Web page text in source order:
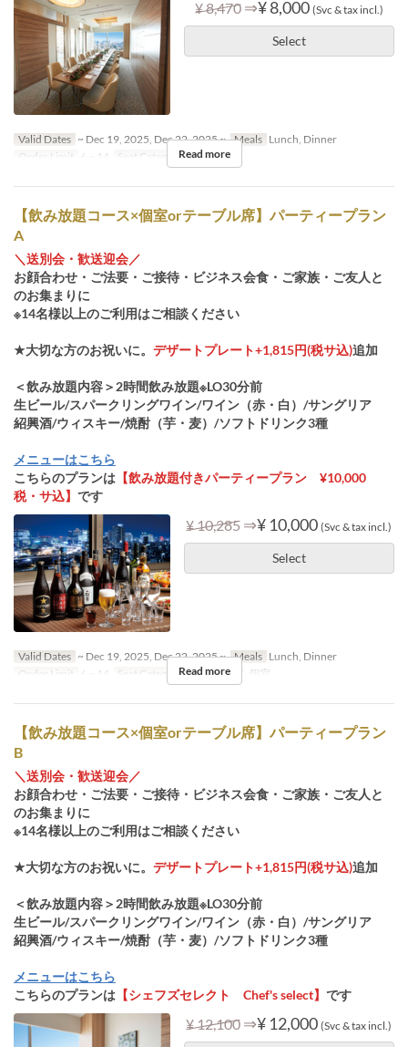
¥ 8,470 ⇒¥ 8,000 (Svc & tax incl.)
Select
Valid Dates ~ Dec 19, 2025, Dec 22, 2025 ~ Meals Lunch, Dinner
Order Limit
6 ~ 14 Seat Category 個室
Read more
【飲み放題コース×個室orテーブル席】パーティープラン
A
＼送別会・歓送迎会／
お顔合わせ・ご法要・ご接待・ビジネス会食・ご家族・ご友人と
のお集まりに
※14名様以上のご利用はご相談ください
★大切な方のお祝いに。 デザートプレート+1,815円(税サ込)追加
＜飲み放題内容＞2時間飲み放題※LO30分前
生ビール/スパークリングワイン/ワイン（赤・白）/サングリア
紹興酒/ウィスキー/焼酎（芋・麦）/ソフトドリンク3種
メニューはこちら
こちらのプランは 【飲み放題付きパーティープラン ¥10,000
税・サ込】 です
¥ 10,285 ⇒¥ 10,000 (Svc & tax incl.)
Select
Valid Dates ~ Dec 19, 2025, Dec 22, 2025 ~ Meals Lunch, Dinner
Order Limit
6 ~ 14 Seat Category テーブル席, 個室
Read more
【飲み放題コース×個室orテーブル席】パーティープラン
B
＼送別会・歓送迎会／
お顔合わせ・ご法要・ご接待・ビジネス会食・ご家族・ご友人と
のお集まりに
※14名様以上のご利用はご相談ください
★大切な方のお祝いに。 デザートプレート+1,815円(税サ込)追加
＜飲み放題内容＞2時間飲み放題※LO30分前
生ビール/スパークリングワイン/ワイン（赤・白）/サングリア
紹興酒/ウィスキー/焼酎（芋・麦）/ソフトドリンク3種
メニューはこちら
こちらのプランは 【シェフズセレクト Chef's select】 です
¥ 12,100 ⇒¥ 12,000 (Svc & tax incl.)